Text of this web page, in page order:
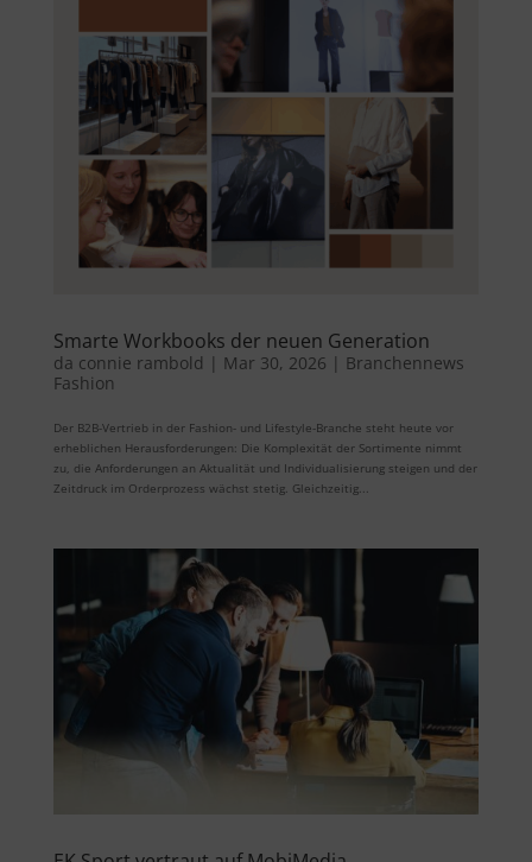
Smarte Workbooks der neuen Generation
da connie rambold | Mar 30, 2026 | Branchennews
Fashion
Der B2B-Vertrieb in der Fashion- und Lifestyle-Branche steht heute vor
erheblichen Herausforderungen: Die Komplexität der Sortimente nimmt
zu, die Anforderungen an Aktualität und Individualisierung steigen und der
Zeitdruck im Orderprozess wächst stetig. Gleichzeitig...